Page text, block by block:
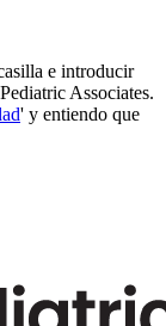
e introducir
Associates.
' y entiendo que